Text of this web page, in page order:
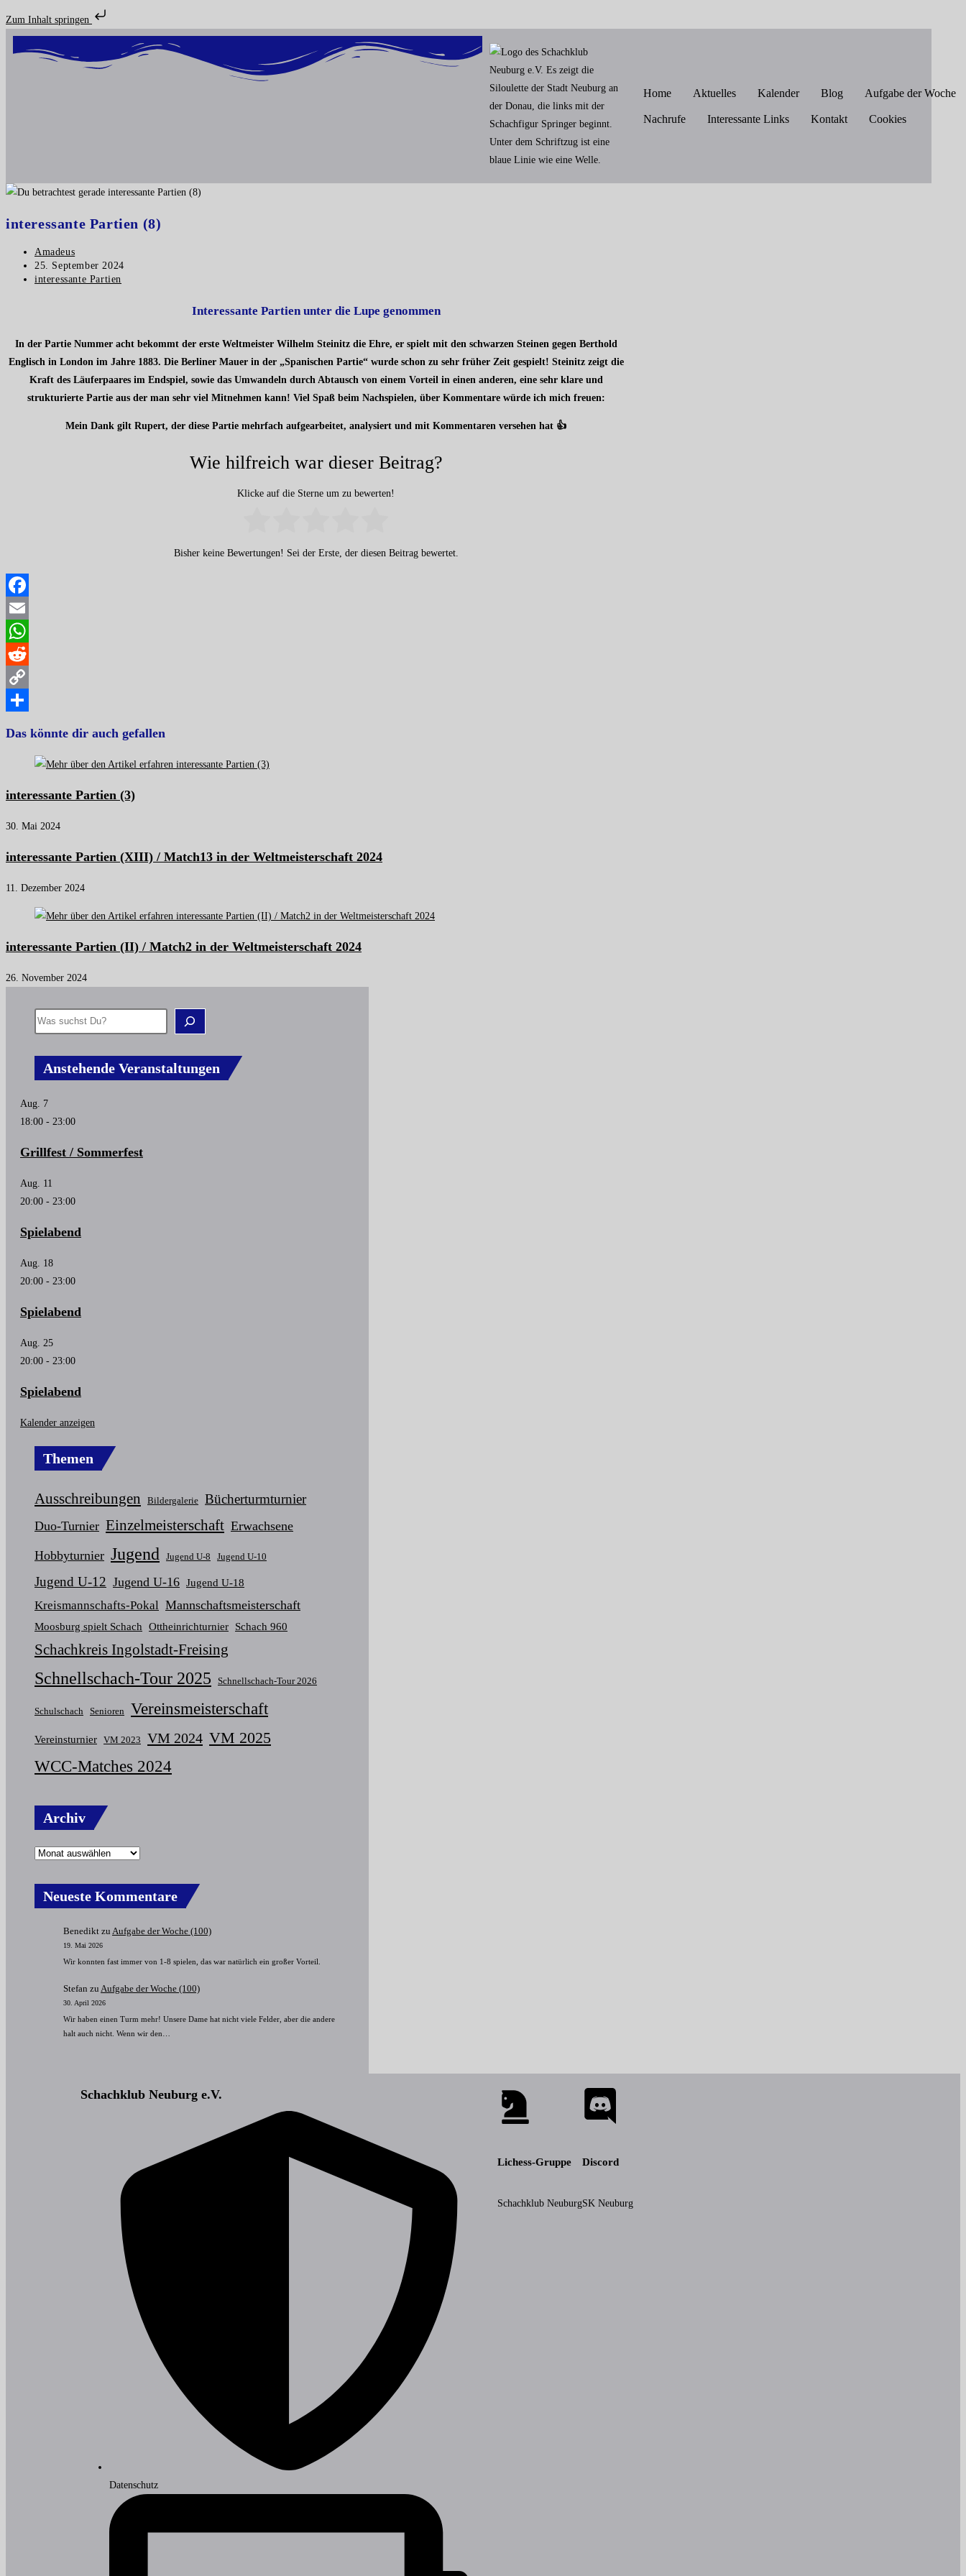
Zum Inhalt springen
Home Aktuelles Kalender Blog Aufgabe der Woche
Nachrufe Interessante Links Kontakt Cookies
interessante Partien (8)
Amadeus
25. September 2024
interessante Partien
Interessante Partien unter die Lupe genommen
In der Partie Nummer acht bekommt der erste Weltmeister Wilhelm Steinitz die Ehre, er spielt mit den schwarzen Steinen gegen Berthold
Englisch in London im Jahre 1883. Die Berliner Mauer in der „Spanischen Partie“ wurde schon zu sehr früher Zeit gespielt! Steinitz zeigt die
Kraft des Läuferpaares im Endspiel, sowie das Umwandeln durch Abtausch von einem Vorteil in einen anderen, eine sehr klare und
strukturierte Partie aus der man sehr viel Mitnehmen kann! Viel Spaß beim Nachspielen, über Kommentare würde ich mich freuen:
Mein Dank gilt Rupert, der diese Partie mehrfach aufgearbeitet, analysiert und mit Kommentaren versehen hat 👍
Wie hilfreich war dieser Beitrag?
Klicke auf die Sterne um zu bewerten!
Bisher keine Bewertungen! Sei der Erste, der diesen Beitrag bewertet.
Facebook
Email
WhatsApp
Reddit
Copy
Das könnte dir auch gefallen
interessante Partien (3)
30. Mai 2024
interessante Partien (XIII) / Match13 in der Weltmeisterschaft 2024
11. Dezember 2024
interessante Partien (II) / Match2 in der Weltmeisterschaft 2024
26. November 2024
Anstehende Veranstaltungen
Aug. 7
18:00 - 23:00
Grillfest / Sommerfest
Aug. 11
20:00 - 23:00
Spielabend
Aug. 18
20:00 - 23:00
Spielabend
Aug. 25
20:00 - 23:00
Spielabend
Kalender anzeigen
Themen
Ausschreibungen Bildergalerie Bücherturmturnier
Duo-Turnier Einzelmeisterschaft Erwachsene
Hobbyturnier Jugend Jugend U-8 Jugend U-10
Jugend U-12 Jugend U-16 Jugend U-18
Kreismannschafts-Pokal Mannschaftsmeisterschaft
Moosburg spielt Schach Ottheinrichturnier Schach 960
Schachkreis Ingolstadt-Freising
Schnellschach-Tour 2025 Schnellschach-Tour 2026
Schulschach Senioren Vereinsmeisterschaft
Vereinsturnier VM 2023 VM 2024 VM 2025
WCC-Matches 2024
Archiv
Neueste Kommentare
Benedikt zu Aufgabe der Woche (100)
19. Mai 2026
Wir konnten fast immer von 1-8 spielen, das war natürlich ein großer Vorteil.
Stefan zu Aufgabe der Woche (100)
30. April 2026
Wir haben einen Turm mehr! Unsere Dame hat nicht viele Felder, aber die andere
halt auch nicht. Wenn wir den…
Schachklub Neuburg e.V.
Datenschutz
Lichess-Gruppe
Schachklub Neuburg
Discord
SK Neuburg